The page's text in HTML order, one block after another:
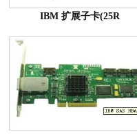
IBM 扩展子卡(25R